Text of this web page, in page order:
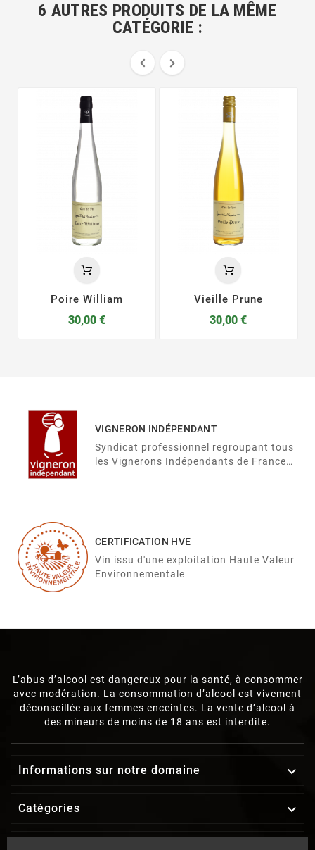
6 AUTRES PRODUITS DE LA MÊME
CATÉGORIE :
 
Poire William
30,00 €
Vieille Prune
30,00 €
VIGNERON INDÉPENDANT
Syndicat professionnel regroupant tous
les Vignerons Indépendants de France
CERTIFICATION HVE
Vin issu d'une exploitation Haute Valeur
Environnementale
L’abus d’alcool est dangereux pour la santé, à consommer
avec modération. La consommation d’alcool est vivement
déconseillée aux femmes enceintes. La vente d’alcool à
des mineurs de moins de 18 ans est interdite.
Informations sur notre domaine 
Catégories 